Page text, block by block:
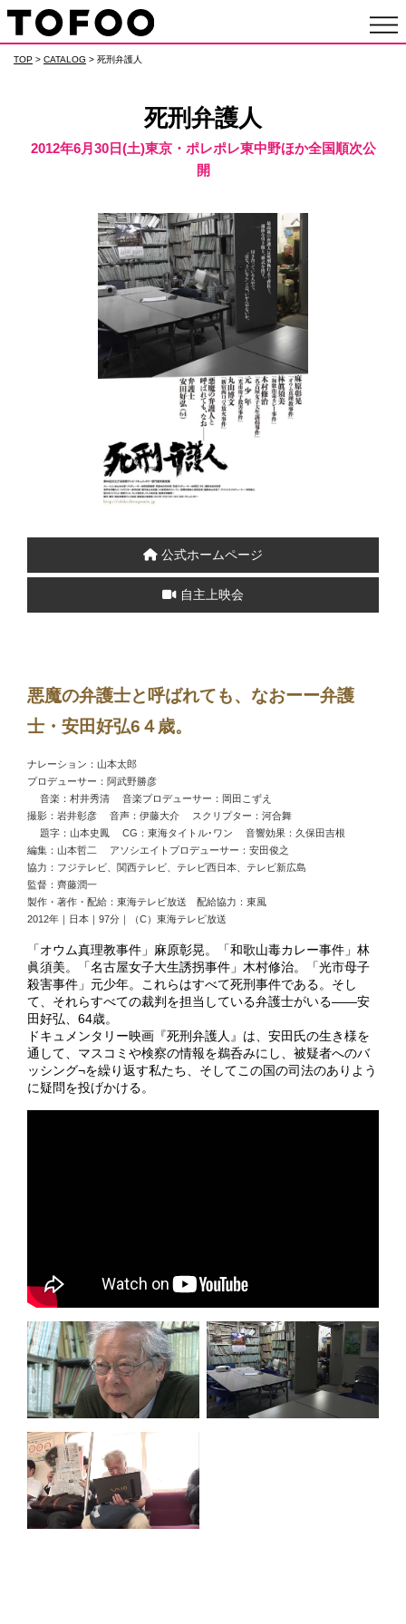
TOP > CATALOG > 死刑弁護人
死刑弁護人
2012年6月30日(土)東京・ポレポレ東中野ほか全国順次公
開
公式ホームページ
自主上映会
悪魔の弁護士と呼ばれても、なおーー弁護
士・安田好弘6４歳。
ナレーション：山本太郎
プロデューサー：阿武野勝彦
音楽：村井秀清 音楽プロデューサー：岡田こずえ
撮影：岩井彰彦 音声：伊藤大介 スクリプター：河合舞
題字：山本史鳳 CG：東海タイトル･ワン 音響効果：久保田吉根
編集：山本哲二 アソシエイトプロデューサー：安田俊之
協力：フジテレビ、関西テレビ、テレビ西日本、テレビ新広島
監督：齊藤潤一
製作・著作・配給：東海テレビ放送 配給協力：東風
2012年｜日本｜97分｜（C）東海テレビ放送
「オウム真理教事件」麻原彰晃。「和歌山毒カレー事件」林
眞須美。「名古屋女子大生誘拐事件」木村修治。「光市母子
殺害事件」元少年。これらはすべて死刑事件である。そし
て、それらすべての裁判を担当している弁護士がいる――安
田好弘、64歳。
ドキュメンタリー映画『死刑弁護人』は、安田氏の生き様を
通して、マスコミや検察の情報を鵜呑みにし、被疑者へのバ
ッシング¬を繰り返す私たち、そしてこの国の司法のありよう
に疑問を投げかける。